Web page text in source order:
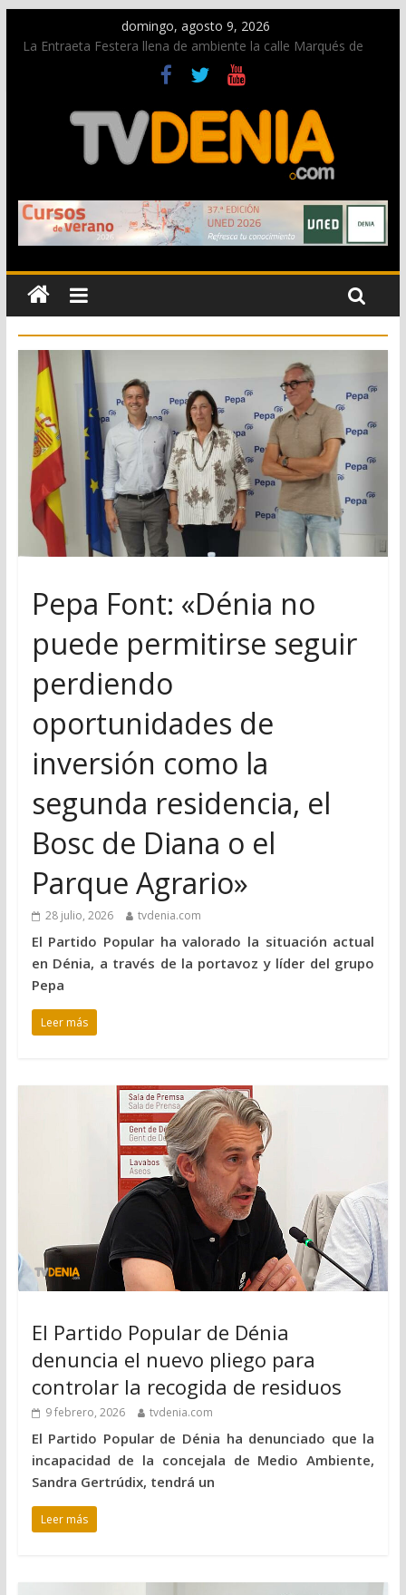
domingo, agosto 9, 2026
La Entraeta Festera llena de ambiente la calle Marqués de
Campo con la recepción a la Capitanía Cristiana
Dos personas fallecen en un grave accidente en la N-332
entre Benissa y Calp
Una nueva oportunidad para donar sangre en Cruz Roja
El bando moro protagonista en la Segunda Entraeta Festera
Paco Adsuar dona al Arxiu de Dénia más de 50.000 imágenes
de la memoria visual de la ciudad
Pepa Font: «Dénia no
puede permitirse seguir
perdiendo
oportunidades de
inversión como la
segunda residencia, el
Bosc de Diana o el
Parque Agrario»
28 julio, 2026 tvdenia.com
El Partido Popular ha valorado la situación actual
en Dénia, a través de la portavoz y líder del grupo
Pepa
Leer más
El Partido Popular de Dénia
denuncia el nuevo pliego para
controlar la recogida de residuos
9 febrero, 2026 tvdenia.com
El Partido Popular de Dénia ha denunciado que la
incapacidad de la concejala de Medio Ambiente,
Sandra Gertrúdix, tendrá un
Leer más